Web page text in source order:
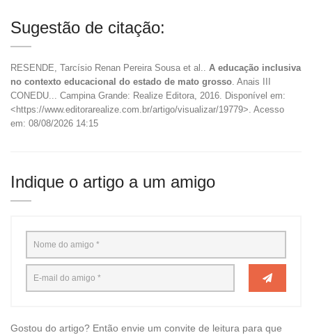
Sugestão de citação:
RESENDE, Tarcísio Renan Pereira Sousa et al.. A educação inclusiva
no contexto educacional do estado de mato grosso . Anais III
CONEDU... Campina Grande: Realize Editora, 2016. Disponível em:
<https://www.editorarealize.com.br/artigo/visualizar/19779>. Acesso
em: 08/08/2026 14:15
Indique o artigo a um amigo
Gostou do artigo? Então envie um convite de leitura para que